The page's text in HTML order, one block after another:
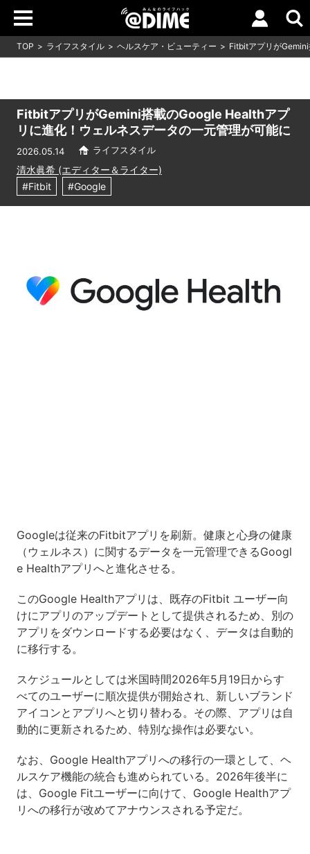
TOP ライフスタイル ヘルスケア・ビューティー Fitbitアプリが
FitbitアプリがGemini搭載のGoogle Healthアプ
リに進化！ウェルネスデータの一元管理が可能に
2026.05.14 ライフスタイル
清水眞希 (エディター＆ライター)
#Fitbit
#Google
Googleは従来のFitbitアプリを刷新。健康と心身の健康
（ウェルネス）に関するデータを一元管理できるGoogl
e Healthアプリへと進化させる。
このGoogle Healthアプリは、既存のFitbit ユーザー向
けにアプリのアップデートとして提供されるため、別の
アプリをダウンロードする必要はなく、データは自動的
に移行する。
スケジュールとしては米国時間2026年5月19日からす
べてのユーザーに順次提供が開始され、新しいブランド
アイコンとアプリへと切り替わる。その際、アプリは自
動的に更新されるため、特別な操作は必要ない。
なお、Google Healthアプリへの移行の一環として、ヘ
ルスケア機能の統合も進められている。2026年後半に
は、Google Fitユーザーに向けて、Google Healthアプ
リへの移行が改めてアナウンスされる予定だ。